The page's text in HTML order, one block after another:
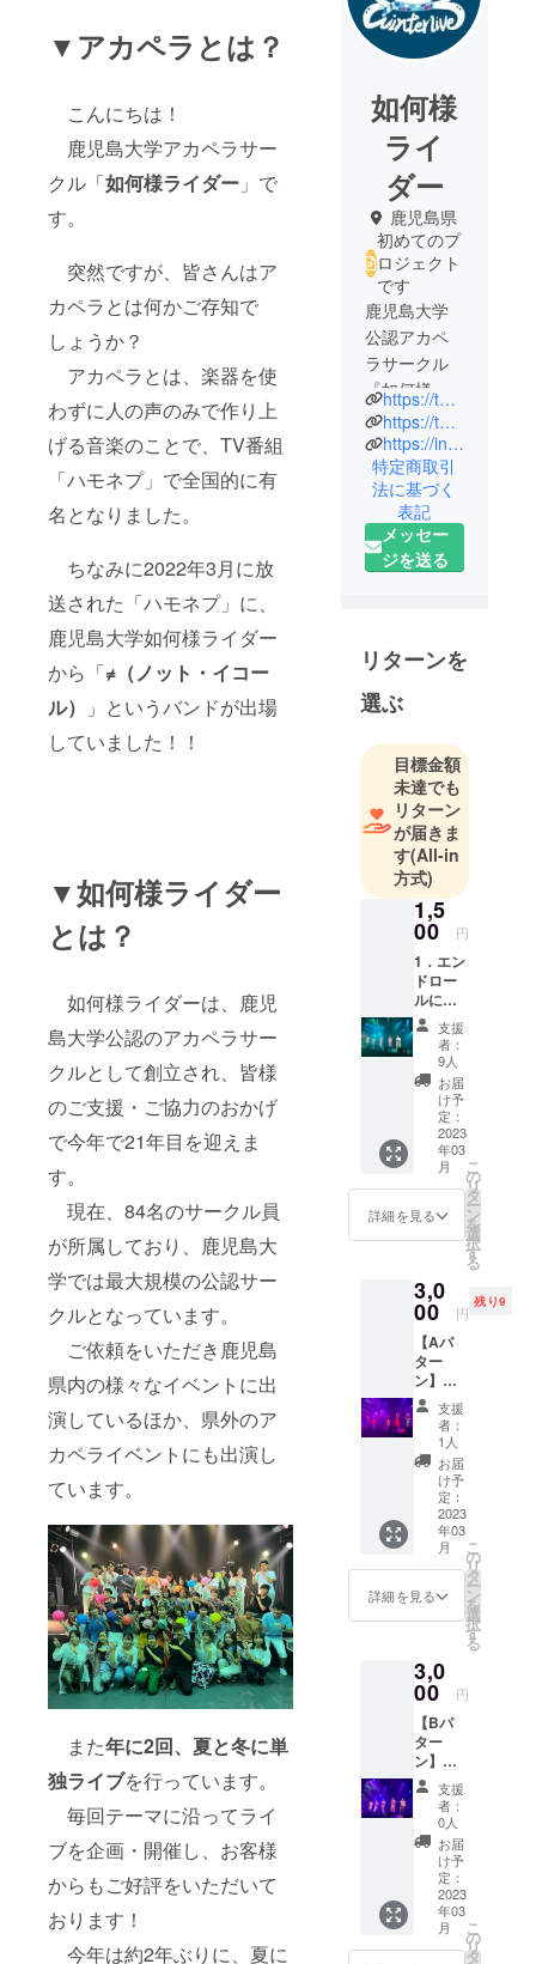
▼アカペラとは？
こんにちは！
鹿児島大学アカペラサー
クル「如何様ライダー 」で
す。
突然ですが、皆さんはア
カペラとは何かご存知で
しょうか？
アカペラとは、楽器を使
わずに人の声のみで作り上
げる音楽のことで、TV番組
「ハモネプ」で全国的に有
名となりました。
ちなみに2022年3月に放
送された「ハモネプ」に、
鹿児島大学如何様ライダー
から「≠（ノット・イコー
ル）
」というバンドが出場
していました！！
▼如何様ライダー
とは？
如何様ライダーは、鹿児
島大学公認のアカペラサー
クルとして創立され、皆様
のご支援・ご協力のおかげ
で今年で21年目を迎えま
す。
現在、84名のサークル員
が所属しており、鹿児島大
学では最大規模の公認サー
クルとなっています。
ご依頼をいただき鹿児島
県内の様々なイベントに出
演しているほか、県外のア
カペライベントにも出演し
ています。
また年に2回、 夏と冬に単
独ライブを行っています。
毎回テーマに沿ってライ
ブを企画・開催し、お客様
からもご好評をいただいて
おります！
今年は約2年ぶりに、夏に
如何様
ライ
ダー
鹿児島県
初めてのプ
ロジェクト
です
鹿児島大学
公認アカペ
ラサークル
『如何様ラ
イダー』で
す！
私たちは、
鹿児島県内
の大学で唯
一のアカペ
ラサークル
なイベント
に出演して
います。
くの方にア
カペラの存
在や楽しさ
を知ってい
ただくため
に、夏と冬
の年2回、単
独ライブを
行っていま
https://twitter.com/IKASAMA_RIDER?t=lE16dne_vZkzT64p5uF7OA&s=06
https://twitter.com/ikasama_fuyurai?t=vong9mEIvqOX0wrCfHL3uA&s=06
https://instagram.com/ikasama_fuyurai01?igshid=YmMyMTA2M2Y=
特定商取引
法に基づく
表記
メッセー
ジを送る
リターンを
選ぶ
目標金額
未達でも
リターン
が届きま
す(All-in
方式)
1,5
00 円
1．エン
ドロー
ルにお
名前
（企業
名）掲
載 ※支
援時に
必ず備
考欄に
ご希望
のお名
前をご
記入く
ださ
い。
様ライ
ダー限
定ポス
トカー
ド（直
筆メッ
セージ
付）
3．出演
バンド
からの
お礼の
動画 ※
メール
にてお
送り致
しま
トの宣
伝 ※如
何様ラ
イダー
公式
Twitter
（11月
末時点
で1749
人の
フォロ
ワー）
にて単
独冬ラ
イブ開
催後に
支援
者：
9人
お届
け予
定：
2023
年03
月
詳細を見る
こ
の
リ
タ
ー
ン
を
選
択
す
る
3,0
00 円
残り9
【Aパ
ター
ン】
1．エン
ドロー
ルにお
名前
（企業
名）掲
載 ※支
援時に
必ず備
考欄に
お名前
をご記
入くだ
2．通常
チケッ
ト ※会
場まで
の交通
費・宿
泊費は
含まれ
ませ
ん。 ※
会場に
ご来場
いただ
けない
場合の
み、生
支援
者：
1人
お届
け予
定：
2023
年03
月
詳細を見る
こ
の
リ
タ
ー
ン
を
選
択
す
る
3,0
00 円
【Bパ
ター
ン】
1．エン
ドロー
ルにお
名前
（企業
名）掲
載 ※支
援時に
必ず備
考欄に
支援
者：
0人
お届
け予
定：
2023
年03
月
こ
の
リ
タ